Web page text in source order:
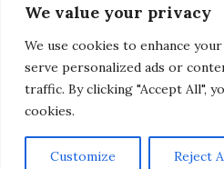
We value your privacy
We use cookies to enhance
serve personalized ads or
traffic. By clicking "Accept All",
cookies.
Customize Reject
Alergias Alimentarias en
Ventajas del
Proyectos para Niños
AVISO LEGAL, POLITICA DE